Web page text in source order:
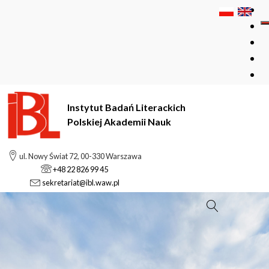
Instytut Badań Literackich
Polskiej Akademii Nauk
ul. Nowy Świat 72, 00-330 Warszawa
+48 22 826 99 45
sekretariat@ibl.waw.pl
Szukaj